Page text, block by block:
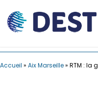
Accueil » Aix Marseille» RTM : la